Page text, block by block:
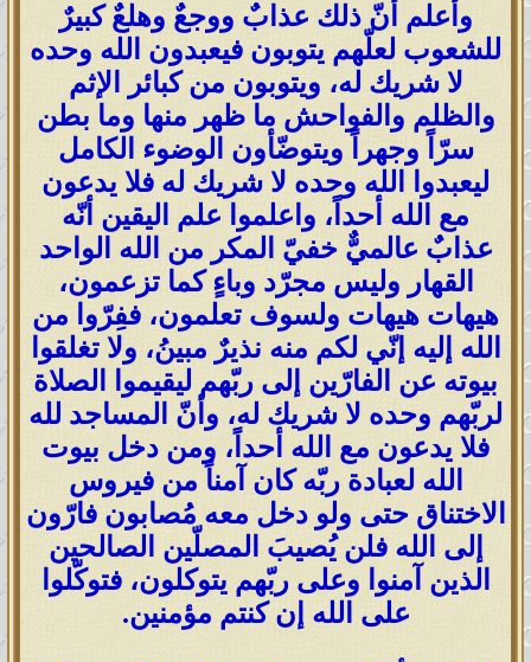
وأعلم أنّ ذلك عذابٌ ووجعٌ وهلعٌ كبيرٌ
للشعوب لعلّهم يتوبون فيعبدون الله وحده
لا شريك له، ويتوبون من كبائر الإثم
والظلم والفواحش ما ظهر منها وما بطن
سرّاً وجهراً ويتوضّأون الوضوء الكامل
ليعبدوا الله وحده لا شريك له فلا يدعون
مع الله أحداً، واعلموا علم اليقين أنّه
عذابٌ عالميٌّ خفيّ المكر من الله الواحد
القهار وليس مجرّد وباءٍ كما تزعمون،
هيهات هيهات ولسوف تعلمون، ففِرّوا من
الله إليه إنّي لكم منه نذيرٌ مبينُ، ولا تغلقوا
بيوته عن الفارّين إلى ربّهم ليقيموا الصلاة
لربّهم وحده لا شريك له، وأنّ المساجد لله
فلا يدعون مع الله أحداً، ومن دخل بيوت
الله لعبادة ربّه كان آمناً من فيروس
الاختناق حتى ولو دخل معه مُصابون فارّون
إلى الله فلن يُصيبَ المصلّين الصالحين
الذين آمنوا وعلى ربّهم يتوكلون، فتوكّلوا
على الله إن كنتم مؤمنين.